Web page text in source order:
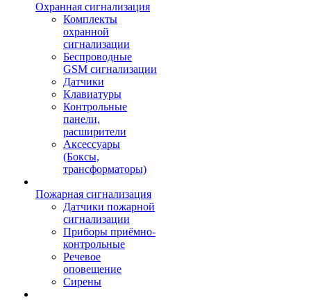
Охранная сигнализация
Комплекты
охранной
сигнализации
Беспроводные
GSM сигнализации
Датчики
Клавиатуры
Контрольные
панели,
расширители
Аксессуары
(Боксы,
трансформаторы)
Пожарная сигнализация
Датчики пожарной
сигнализации
Приборы приёмно-
контрольные
Речевое
оповещение
Сирены